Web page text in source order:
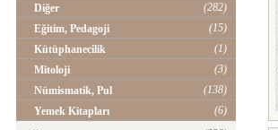
Diğer
(282)
Eğitim, Pedagoji
(15)
Kütüphanecilik
(1)
Mitoloji
(3)
Nümismatik, Pul
(138)
Yemek Kitapları
(6)